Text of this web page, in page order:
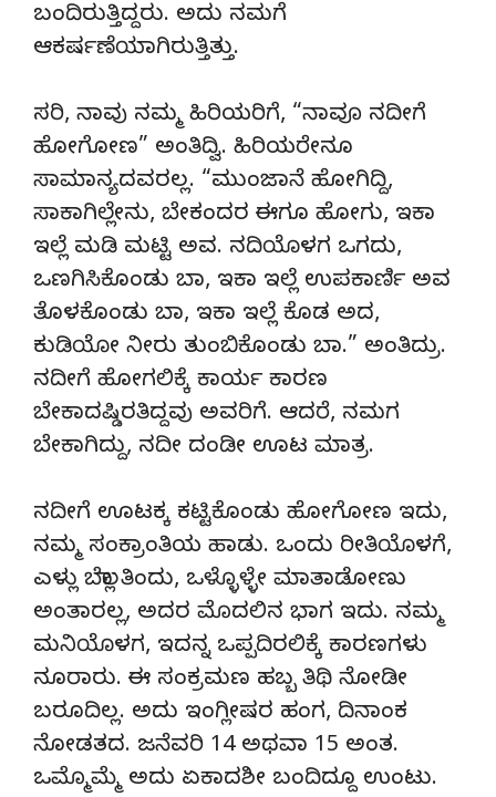
ಬಂದಿರುತ್ತಿದ್ದರು. ಅದು ನಮಗೆ
ಆಕರ್ಷಣೆಯಾಗಿರುತ್ತಿತ್ತು.
ಸರಿ, ನಾವು ನಮ್ಮ ಹಿರಿಯರಿಗೆ, “ನಾವೂ ನದೀಗೆ
ಹೋಗೋಣ” ಅಂತಿದ್ವಿ. ಹಿರಿಯರೇನೂ
ಸಾಮಾನ್ಯದವರಲ್ಲ. “ಮುಂಜಾನೆ ಹೋಗಿದ್ದಿ,
ಸಾಕಾಗಿಲ್ಲೇನು, ಬೇಕಂದರ ಈಗೂ ಹೋಗು, ಇಕಾ
ಇಲ್ಲೆ ಮಡಿ ಮಟ್ಟಿ ಅವ. ನದಿಯೊಳಗ ಒಗದು,
ಒಣಗಿಸಿಕೊಂಡು ಬಾ, ಇಕಾ ಇಲ್ಲೆ ಉಪಕಾರ್ಣಿ ಅವ
ತೊಳಕೊಂಡು ಬಾ, ಇಕಾ ಇಲ್ಲೆ ಕೊಡ ಅದ,
ಕುಡಿಯೋ ನೀರು ತುಂಬಿಕೊಂಡು ಬಾ.” ಅಂತಿದ್ರು.
ನದೀಗೆ ಹೋಗಲಿಕ್ಕೆ ಕಾರ್ಯ ಕಾರಣ
ಬೇಕಾದಷ್ಡಿರತಿದ್ದವು ಅವರಿಗೆ. ಆದರೆ, ನಮಗ
ಬೇಕಾಗಿದ್ದು, ನದೀ ದಂಡೀ ಊಟ ಮಾತ್ರ.
ನದೀಗೆ ಊಟಕ್ಕ ಕಟ್ಟಿಕೊಂಡು ಹೋಗೋಣ ಇದು,
ನಮ್ಮ ಸಂಕ್ರಾಂತಿಯ ಹಾಡು. ಒಂದು ರೀತಿಯೊಳಗೆ,
ಎಳ್ಲು ಬೆಲ್ಲಾ ತಿಂದು, ಒಳ್ಳೊಳ್ಳೇ ಮಾತಾಡೋಣು
ಅಂತಾರಲ್ಲ, ಅದರ ಮೊದಲಿನ ಭಾಗ ಇದು. ನಮ್ಮ
ಮನಿಯೊಳಗ, ಇದನ್ನ ಒಪ್ಪದಿರಲಿಕ್ಕೆ ಕಾರಣಗಳು
ನೂರಾರು. ಈ ಸಂಕ್ರಮಣ ಹಬ್ಬ ತಿಥಿ ನೋಡೀ
ಬರೂದಿಲ್ಲ. ಅದು ಇಂಗ್ಲೀಷರ ಹಂಗ, ದಿನಾಂಕ
ನೋಡತದ. ಜನೆವರಿ 14 ಅಥವಾ 15 ಅಂತ.
ಒಮ್ಮೊಮ್ಮೆ ಅದು ಏಕಾದಶೀ ಬಂದಿದ್ದೂ ಉಂಟು.